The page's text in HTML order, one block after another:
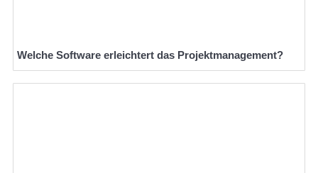
Welche Software erleichtert das Projektmanagement?